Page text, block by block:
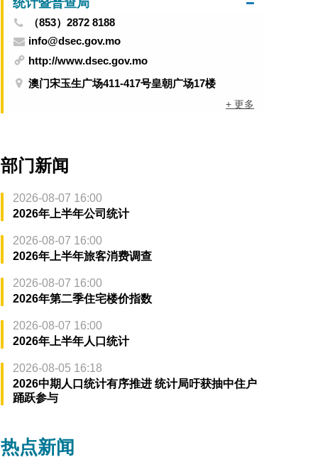
（853）2872 8188
info@dsec.gov.mo
http://www.dsec.gov.mo
澳门宋玉生广场411-417号皇朝广场17楼
+ 更多
部门新闻
2026-08-07 16:00
2026年上半年公司统计
2026-08-07 16:00
2026年上半年旅客消费调查
2026-08-07 16:00
2026年第二季住宅楼价指数
2026-08-07 16:00
2026年上半年人口统计
2026-08-05 16:18
2026中期人口统计有序推进 统计局吁获抽中住户
踊跃参与
热点新闻